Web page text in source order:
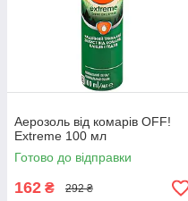
Аерозоль від комарів OFF!
Extreme 100 мл
Готово до відправки
162 ₴ 292 ₴